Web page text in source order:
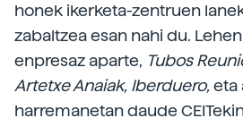
honek ikerketa-zentruen
zabaltzea esan nahi du.
enpresaz aparte, Tubos
Artetxe Anaiak, Iberduero,eta
harremanetan daude